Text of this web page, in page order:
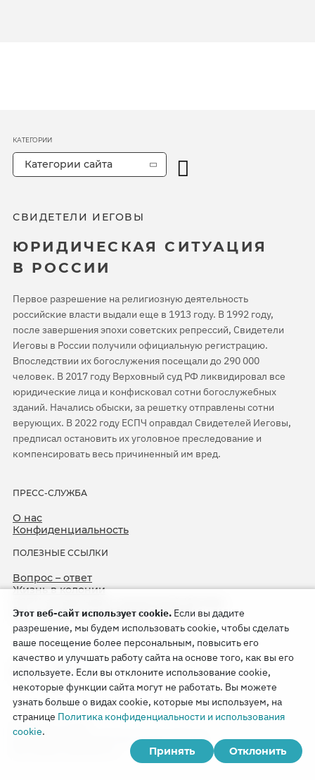
СВИДЕТЕЛИ ИЕГОВЫ
ЮРИДИЧЕСКАЯ СИТУАЦИЯ
В РОССИИ
Первое разрешение на религиозную деятельность
российские власти выдали еще в 1913 году. В 1992 году,
после завершения эпохи советских репрессий, Свидетели
Иеговы в России получили официальную регистрацию.
Впоследствии их богослужения посещали до 290 000
человек. В 2017 году Верховный суд РФ ликвидировал все
юридические лица и конфисковал сотни богослужебных
зданий. Начались обыски, за решетку отправлены сотни
верующих. В 2022 году ЕСПЧ оправдал Свидетелей Иеговы,
предписал остановить их уголовное преследование и
компенсировать весь причиненный им вред.
ПРЕСС-СЛУЖБА
О нас
Конфиденциальность
ПОЛЕЗНЫЕ ССЫЛКИ
Вопрос – ответ
Жизнь в колонии
75-я годовщина операции «Север»
КАТЕГОРИИ
Категории сайта
Copyright © 2026
Watch Tower Bible and Tract Society of Korea.
Этот веб-сайт использует cookie. Если вы дадите
разрешение, мы будем использовать cookie, чтобы сделать
ваше посещение более персональным, повысить его
качество и улучшать работу сайта на основе того, как вы его
используете. Если вы отклоните использование cookie,
некоторые функции сайта могут не работать. Вы можете
узнать больше о видах cookie, которые мы используем, на
странице Политика конфиденциальности и использования
cookie.
Принять
Отклонить